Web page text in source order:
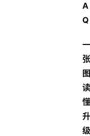
A
Q
一
张
图
读
懂
升
级